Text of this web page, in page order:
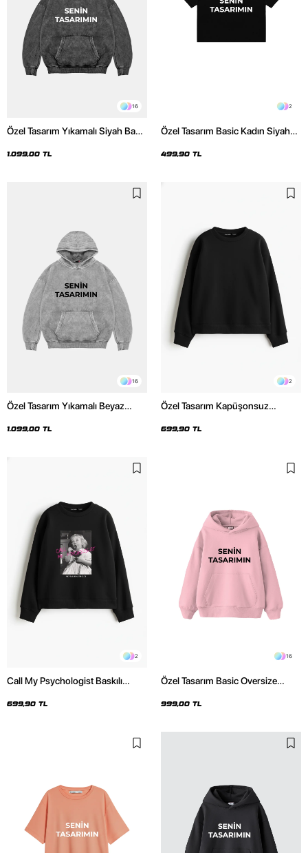
16
Özel Tasarım Yıkamalı Siyah Basic
1.099,00 TL
2
Özel Tasarım Basic Kadın Siyah
499,90 TL
16
Özel Tasarım Yıkamalı Beyaz
1.099,00 TL
2
Özel Tasarım Kapüşonsuz
Sweatshirt
699,90 TL
2
Call My Psychologist Baskılı
Siyah Sweatshirt
699,90 TL
16
Özel Tasarım Basic Oversize
999,00 TL